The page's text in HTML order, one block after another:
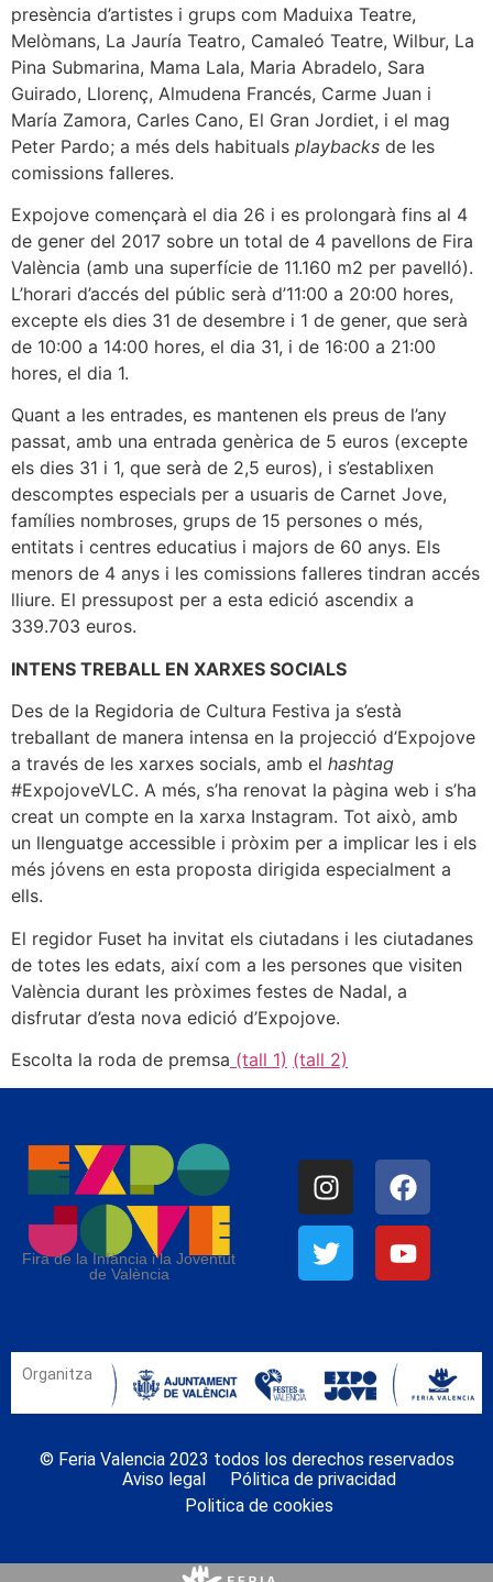
presència d’artistes i grups com Maduixa Teatre,
Melòmans, La Jauría Teatro, Camaleó Teatre, Wilbur, La
Pina Submarina, Mama Lala, Maria Abradelo, Sara
Guirado, Llorenç, Almudena Francés, Carme Juan i
María Zamora, Carles Cano, El Gran Jordiet, i el mag
Peter Pardo; a més dels habituals playbacks de les
comissions falleres.
Expojove començarà el dia 26 i es prolongarà fins al 4
de gener del 2017 sobre un total de 4 pavellons de Fira
València (amb una superfície de 11.160 m2 per pavelló).
L’horari d’accés del públic serà d’11:00 a 20:00 hores,
excepte els dies 31 de desembre i 1 de gener, que serà
de 10:00 a 14:00 hores, el dia 31, i de 16:00 a 21:00
hores, el dia 1.
Quant a les entrades, es mantenen els preus de l’any
passat, amb una entrada genèrica de 5 euros (excepte
els dies 31 i 1, que serà de 2,5 euros), i s’establixen
descomptes especials per a usuaris de Carnet Jove,
famílies nombroses, grups de 15 persones o més,
entitats i centres educatius i majors de 60 anys. Els
menors de 4 anys i les comissions falleres tindran accés
lliure. El pressupost per a esta edició ascendix a
339.703 euros.
INTENS TREBALL EN XARXES SOCIALS
Des de la Regidoria de Cultura Festiva ja s’està
treballant de manera intensa en la projecció d’Expojove
a través de les xarxes socials, amb el hashtag
#ExpojoveVLC. A més, s’ha renovat la pàgina web i s’ha
creat un compte en la xarxa Instagram. Tot això, amb
un llenguatge accessible i pròxim per a implicar les i els
més jóvens en esta proposta dirigida especialment a
ells.
El regidor Fuset ha invitat els ciutadans i les ciutadanes
de totes les edats, així com a les persones que visiten
València durant les pròximes festes de Nadal, a
disfrutar d’esta nova edició d’Expojove.
Escolta la roda de premsa (tall 1) (tall 2)
Fira de la Infància i la Joventut
de València
Organitza
© Feria Valencia 2023 todos los derechos reservados
Aviso legal
Pólitica de privacidad
Politica de cookies